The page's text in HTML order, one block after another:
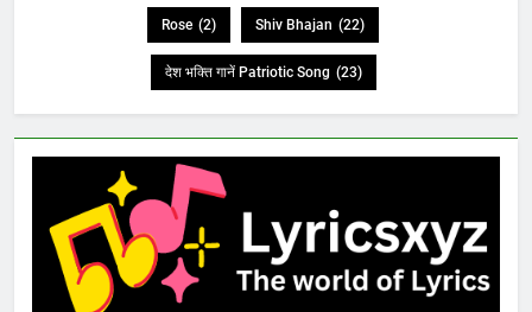
Rose (2) Shiv Bhajan (22)
देश भक्ति गानें Patriotic Song (23)